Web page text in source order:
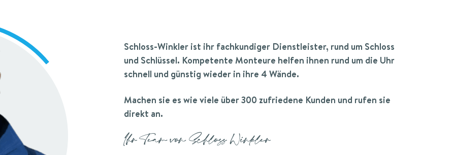
Schloss-Winkler ist ihr fachkundiger Dienstleister, rund um Schloss
und Schlüssel. Kompetente Monteure helfen ihnen rund um die Uhr
schnell und günstig wieder in ihre 4 Wände.
Machen sie es wie viele über 300 zufriedene Kunden und rufen sie
direkt an.
Ihr Team von Schloss Winkler